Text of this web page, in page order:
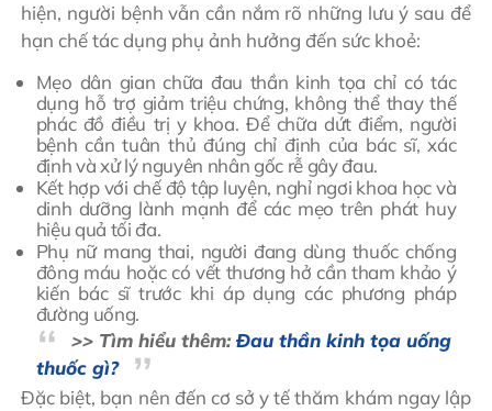
hiện, người bệnh vẫn cần nắm rõ những lưu ý sau để
hạn chế tác dụng phụ ảnh hưởng đến sức khoẻ:
Mẹo dân gian chữa đau thần kinh tọa chỉ có tác
dụng hỗ trợ giảm triệu chứng, không thể thay thế
phác đồ điều trị y khoa. Để chữa dứt điểm, người
bệnh cần tuân thủ đúng chỉ định của bác sĩ, xác
định và xử lý nguyên nhân gốc rễ gây đau.
Kết hợp với chế độ tập luyện, nghỉ ngơi khoa học và
dinh dưỡng lành mạnh để các mẹo trên phát huy
hiệu quả tối đa.
Phụ nữ mang thai, người đang dùng thuốc chống
đông máu hoặc có vết thương hở cần tham khảo ý
kiến bác sĩ trước khi áp dụng các phương pháp
đường uống.
>> Tìm hiểu thêm:Đau thần kinh tọa uống
thuốc gì?
Đặc biệt, bạn nên đến cơ sở y tế thăm khám ngay lập